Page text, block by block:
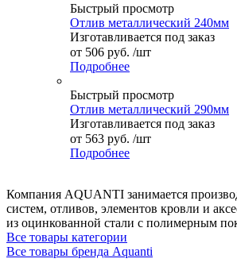
Быстрый просмотр
Отлив металлический 240мм
Изготавливается под заказ
от 506 руб. /шт
Подробнее
Быстрый просмотр
Отлив металлический 290мм
Изготавливается под заказ
от 563 руб. /шт
Подробнее
Компания AQUANTI занимается
систем, отливов, элементов кровли и
из оцинкованной стали с полимерным
Все товары категории
Все товары бренда Aquanti